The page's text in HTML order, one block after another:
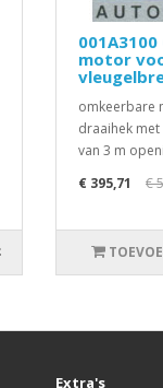
motor
omkeerbare
draaihek
van 3 m
€ 395,71
€
Extra's